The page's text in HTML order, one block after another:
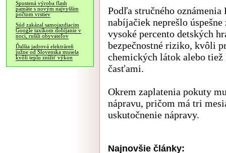
Spustená výroba flash
pamäte s novým najvyšším
počtom vrstiev
Súd zakázal samojazdiacim
Google taxíkom dobíjanie v
noci, rušili obyvateľov
Ďalšia jadrová elektráreň
južne od Slovenska musela
kvôli teplu znížiť výkon
Podľa stručného
nabíjačiek neprešlo
vysoké percento detských
bezpečnostné riziko, kvôli
chemických látok alebo
časťami.
Okrem zaplatenia pokuty
nápravu, pričom má tri
uskutočnenie nápravy.
Najnovšie články: